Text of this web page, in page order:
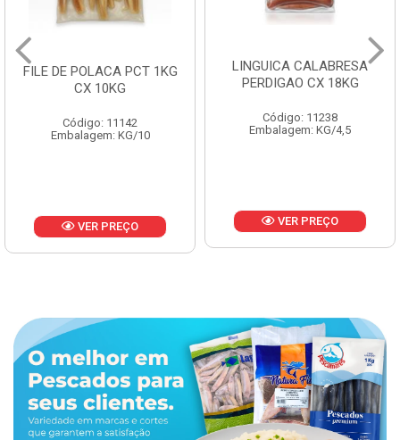
FILE DE POLACA PCT 1KG
CX 10KG
Código: 11142
Embalagem: KG/10
VER PREÇO
LINGUICA CALABRESA
PERDIGAO CX 18KG
Código: 11238
Embalagem: KG/4,5
VER PREÇO